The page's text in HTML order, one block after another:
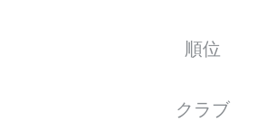
順位
クラブ